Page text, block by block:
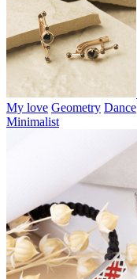
My love Geometry Dance
Minimalist